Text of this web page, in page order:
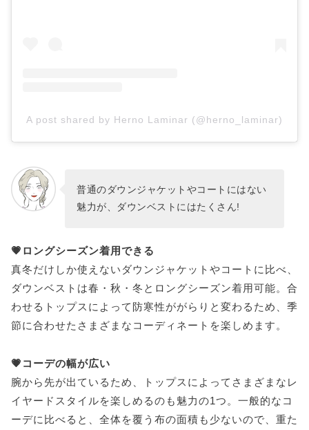
【デイリーブランド】人気のレディースダウンベ
ストブランド2選
Calvin Klein
【韓国ブランド】人気のレディースダウンベスト
ブランド2選
やっぱり欲しい▷▷Matin Kim(マーティンキム)
旬のスポーティーコーデに♡▷▷エムエルビーコリア
ダウンベストのおしゃれコーデ術
ダウンベストが意外と使える!
A post shared by Herno Laminar (@herno_laminar)
普通のダウンジャケットやコートにはない
魅力が、ダウンベストにはたくさん!
💗ロングシーズン着用できる
真冬だけしか使えないダウンジャケットやコートに比べ、
ダウンベストは春・秋・冬とロングシーズン着用可能。合
わせるトップスによって防寒性ががらりと変わるため、季
節に合わせたさまざまなコーディネートを楽しめます。
💗コーデの幅が広い
腕から先が出ているため、トップスによってさまざまなレ
イヤードスタイルを楽しめるのも魅力の1つ。一般的なコ
ーデに比べると、全体を覆う布の面積も少ないので、重た